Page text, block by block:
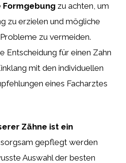
Formgebung zu achten, um
zu erzielen und mögliche
zu vermeiden.
Entscheidung für einen Zahn
mit den individuellen
eines Facharztes
Zähne ist ein
sorgsam gepflegt werden
Auswahl der besten